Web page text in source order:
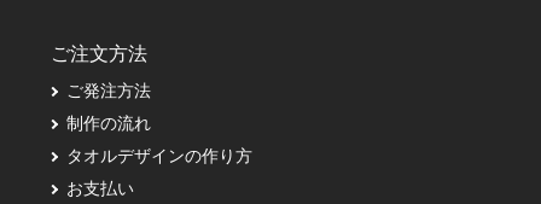
ご注文方法
ご発注方法
制作の流れ
タオルデザインの作り方
お支払い